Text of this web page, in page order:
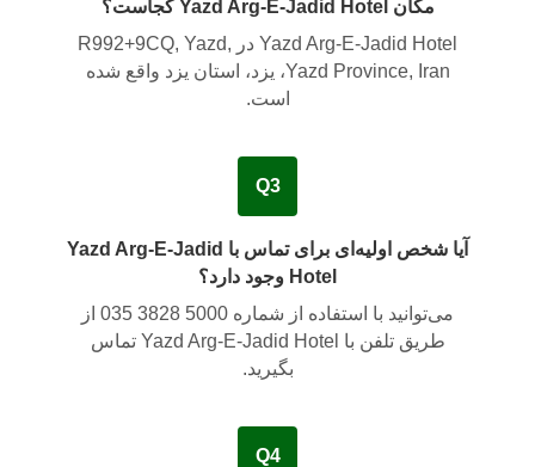
مکان Yazd Arg-E-Jadid Hotel کجاست؟
Yazd Arg-E-Jadid Hotel در
R992+9CQ, Yazd,
Yazd Province, Iran، یزد، استان یزد
واقع شده
است.
Q3
آیا شخص اولیه‌ای برای تماس با Yazd Arg-E-Jadid
Hotel وجود دارد؟
می‌توانید با استفاده از شماره 035 3828 5000 از
طریق تلفن با Yazd Arg-E-Jadid Hotel تماس
بگیرید.
Q4